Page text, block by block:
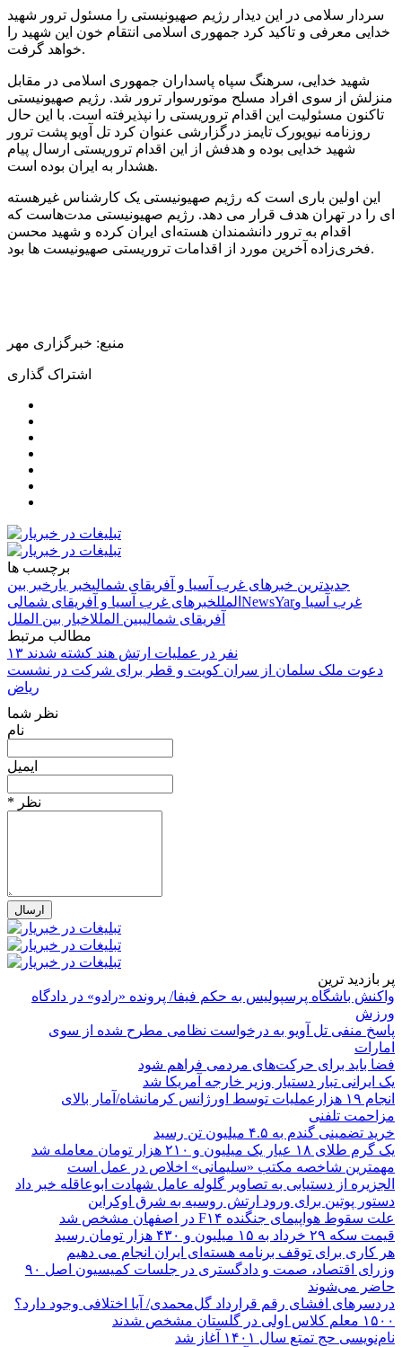
سردار سلامی در این دیدار رژیم صهیونیستی را مسئول ترور شهید
خدایی معرفی و تاکید کرد جمهوری اسلامی انتقام خون این شهید را
خواهد گرفت.
شهید خدایی، سرهنگ سپاه پاسداران جمهوری اسلامی در مقابل
منزلش از سوی افراد مسلح موتورسوار ترور شد. رژیم صهیونیستی
تاکنون مسئولیت این اقدام تروریستی را نپذیرفته است. با این حال
روزنامه نیویورک تایمز درگزارشی عنوان کرد تل آویو پشت ترور
شهید خدایی بوده و هدفش از این اقدام تروریستی ارسال پیام
هشدار به ایران بوده است.
این اولین باری است که رژیم صهیونیستی یک کارشناس غیرهسته
ای را در تهران هدف قرار می دهد. رژیم صهیونیستی مدت‌هاست که
اقدام به ترور دانشمندان هسته‌ای ایران کرده و شهید محسن
فخری‌زاده آخرین مورد از اقدامات تروریستی صهیونیست ها بود.
منبع: خبرگزاری مهر
اشتراک گذاری
برچسب ها
جدیدترین خبرهای غرب آسیا و آفریقای شمالیخبر یار خبر بین
المللخبرهای غرب آسیا و آفریقای شمالی NewsYarغرب آسیا و
آفریقای شمالیبین المللاخبار بین الملل
مطالب مرتبط
۱۳ نفر در عملیات ارتش هند کشته شدند
دعوت ملک سلمان از سران کویت و قطر برای شرکت در نشست
ریاض
نظر شما
نام
ایمیل
* نظر
پر بازدید ترین
واکنش باشگاه پرسپولیس به حکم فیفا/ پرونده «رادو» در دادگاه
ورزش
پاسخ منفی تل آویو به درخواست نظامی مطرح شده از سوی
امارات
فضا باید برای حرکت‌های مردمی فراهم شود
یک ایرانی تبار دستیار وزیر خارجه آمریکا شد
انجام ۱۹ هزارعملیات توسط اورژانس کرمانشاه/آمار بالای
مزاحمت تلفنی
خرید تضمینی گندم به ۴.۵ میلیون تن رسید
یک گرم طلای ۱۸ عیار یک میلیون و ۲۱۰ هزار تومان معامله شد
مهمترین شاخصه مکتب «سلیمانی» اخلاص در عمل است
الجزیره از دستیابی به تصاویر گلوله عامل شهادت ابوعاقله خبر داد
دستور پوتین برای ورود ارتش روسیه به شرق اوکراین
علت سقوط هواپیمای جنگنده F۱۴ در اصفهان مشخص شد
قیمت سکه ۲۹ خرداد به ۱۵ میلیون و ۴۳۰ هزار تومان رسید
هر کاری برای توقف برنامه هسته‌ای ایران انجام می دهیم
وزرای اقتصاد، صمت و دادگستری در جلسات کمیسیون اصل ۹۰
حاضر می‌شوند
دردسرهای افشای رقم قرارداد گل‌محمدی/ آیا اختلافی وجود دارد؟
۱۵۰۰ معلم کلاس اولی در گلستان مشخص شدند
نام‌نویسی حج تمتع سال ۱۴۰۱ آغاز شد